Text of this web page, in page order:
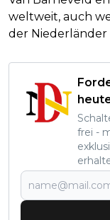
weltweit, auch
der Niederländer
frei -